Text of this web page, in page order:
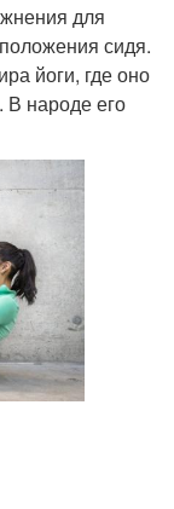
для
сидя.
йоги, где оно
В народе его